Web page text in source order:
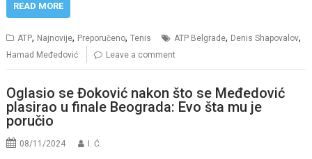
READ MORE
ATP, Najnovije, Preporučeno,Tenis ATP Belgrade, Denis Shapovalov,
Hamad Međedović Leave a comment
Oglasio se Đoković nakon što se Međedović
plasirao u finale Beograda: Evo šta mu je
poručio
08/11/2024 I. Ć.